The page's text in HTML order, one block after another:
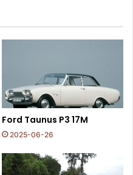
Ford Taunus P3 17M
2025-06-26